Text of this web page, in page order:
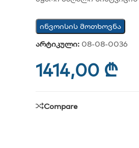
ინვოისის მოთხოვნა
არტიკული: 08-08-0036
1414,00 ₾
Compare